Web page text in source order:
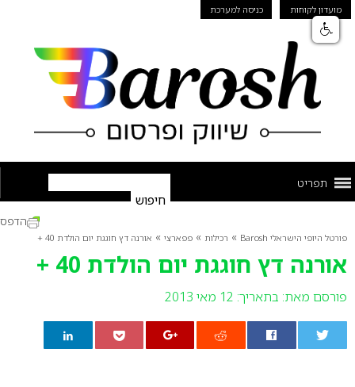
מועדון לקוחות כניסה למערכת
תפריט
פורטל היופי הישראלי Barosh » רכילות » פפארצי » אורנה דץ חוגגת יום הולדת 40 +
אורנה דץ חוגגת יום הולדת 40 +
פורסם מאת: בתאריך: 12 מאי 2013
הדפס